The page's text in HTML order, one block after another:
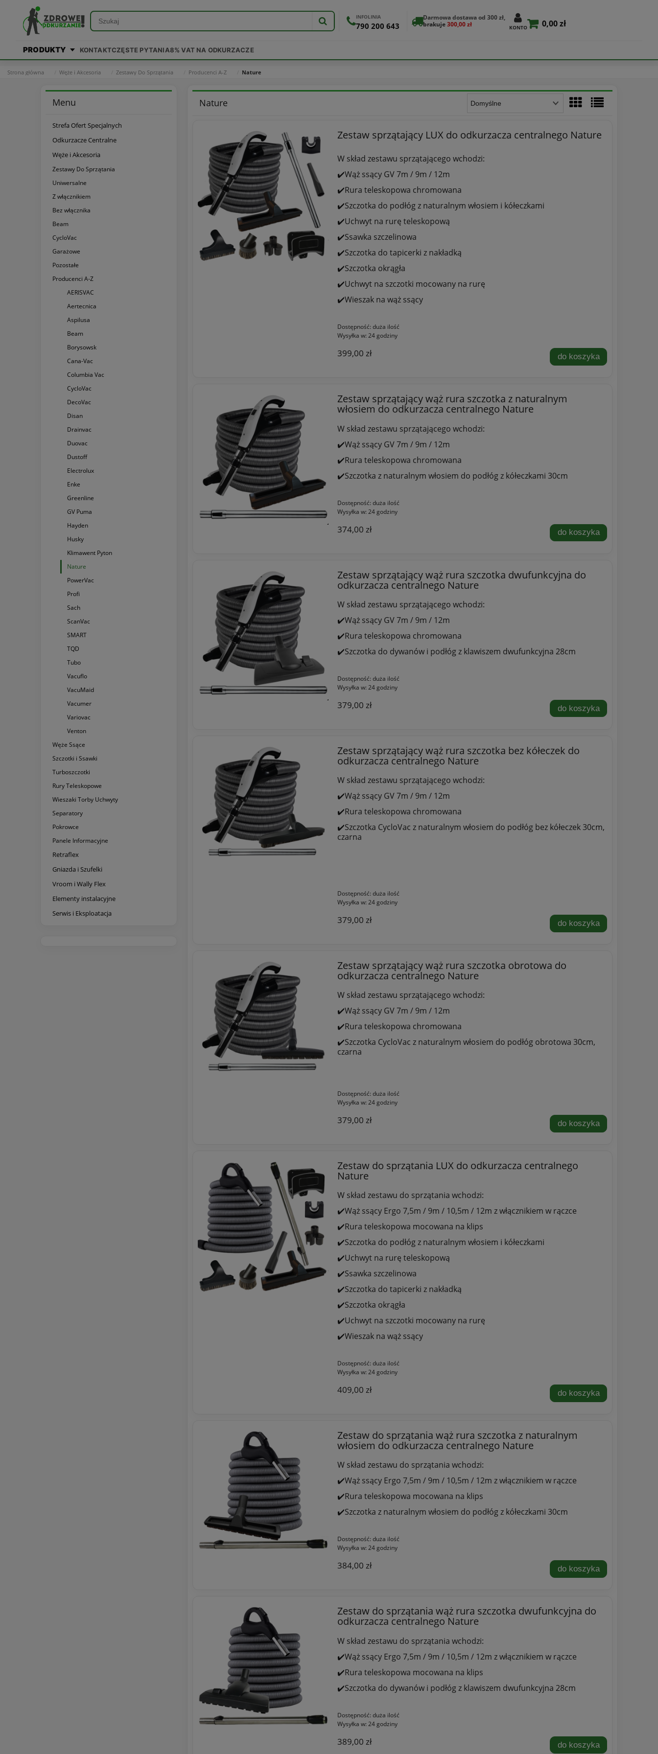
INFOLINIA
790 200 643
Darmowa dostawa od 300 zł,
brakuje300,00 zł KONTO 0,00 zł
PRODUKTY KONTAKTCZĘSTE PYTANIA8% VAT NA ODKURZACZE
Strona główna Węże i Akcesoria Zestawy Do Sprzątania Producenci A-Z Nature
Menu
Strefa Ofert Specjalnych
Odkurzacze Centralne
Węże i Akcesoria
Zestawy Do Sprzątania
Uniwersalne
Z włącznikiem
Bez włącznika
Beam
CycloVac
Garażowe
Pozostałe
Producenci A-Z
AERISVAC
Aertecnica
Aspilusa
Beam
Borysowsk
Cana-Vac
Columbia Vac
CycloVac
DecoVac
Disan
Drainvac
Duovac
Dustoff
Electrolux
Enke
Greenline
GV Puma
Hayden
Husky
Klimawent Pyton
Nature
PowerVac
Profi
Sach
ScanVac
SMART
TQD
Tubo
Vacuflo
VacuMaid
Vacumer
Variovac
Venton
Węże Ssące
Szczotki i Ssawki
Turboszczotki
Rury Teleskopowe
Wieszaki Torby Uchwyty
Separatory
Pokrowce
Panele Informacyjne
Retraflex
Gniazda i Szufelki
Vroom i Wally Flex
Elementy instalacyjne
Serwis i Eksploatacja
Nature
Zestaw sprzątający LUX do odkurzacza centralnego Nature
W skład zestawu sprzątającego wchodzi:
✔️Wąż ssący GV 7m / 9m / 12m
✔️Rura teleskopowa chromowana
✔️Szczotka do podłóg z naturalnym włosiem i kółeczkami
✔️Uchwyt na rurę teleskopową
✔️Ssawka szczelinowa
✔️Szczotka do tapicerki z nakładką
✔️Szczotka okrągła
✔️Uchwyt na szczotki mocowany na rurę
✔️Wieszak na wąż ssący
Dostępność: duża ilość
Wysyłka w: 24 godziny
399,00 zł do koszyka
Zestaw sprzątający wąż rura szczotka z naturalnym
włosiem do odkurzacza centralnego Nature
W skład zestawu sprzątającego wchodzi:
✔️Wąż ssący GV 7m / 9m / 12m
✔️Rura teleskopowa chromowana
✔️Szczotka z naturalnym włosiem do podłóg z kółeczkami 30cm
Dostępność: duża ilość
Wysyłka w: 24 godziny
374,00 zł do koszyka
Zestaw sprzątający wąż rura szczotka dwufunkcyjna do
odkurzacza centralnego Nature
W skład zestawu sprzątającego wchodzi:
✔️Wąż ssący GV 7m / 9m / 12m
✔️Rura teleskopowa chromowana
✔️Szczotka do dywanów i podłóg z klawiszem dwufunkcyjna 28cm
Dostępność: duża ilość
Wysyłka w: 24 godziny
379,00 zł do koszyka
Zestaw sprzątający wąż rura szczotka bez kółeczek do
odkurzacza centralnego Nature
W skład zestawu sprzątającego wchodzi:
✔️Wąż ssący GV 7m / 9m / 12m
✔️Rura teleskopowa chromowana
✔️Szczotka CycloVac z naturalnym włosiem do podłóg bez kółeczek 30cm,
czarna
Dostępność: duża ilość
Wysyłka w: 24 godziny
379,00 zł do koszyka
Zestaw sprzątający wąż rura szczotka obrotowa do
odkurzacza centralnego Nature
W skład zestawu sprzątającego wchodzi:
✔️Wąż ssący GV 7m / 9m / 12m
✔️Rura teleskopowa chromowana
✔️Szczotka CycloVac z naturalnym włosiem do podłóg obrotowa 30cm,
czarna
Dostępność: duża ilość
Wysyłka w: 24 godziny
379,00 zł do koszyka
Zestaw do sprzątania LUX do odkurzacza centralnego
Nature
W skład zestawu do sprzątania wchodzi:
✔️Wąż ssący Ergo 7,5m / 9m / 10,5m / 12m z włącznikiem w rączce
✔️Rura teleskopowa mocowana na klips
✔️Szczotka do podłóg z naturalnym włosiem i kółeczkami
✔️Uchwyt na rurę teleskopową
✔️Ssawka szczelinowa
✔️Szczotka do tapicerki z nakładką
✔️Szczotka okrągła
✔️Uchwyt na szczotki mocowany na rurę
✔️Wieszak na wąż ssący
Dostępność: duża ilość
Wysyłka w: 24 godziny
409,00 zł do koszyka
Zestaw do sprzątania wąż rura szczotka z naturalnym
włosiem do odkurzacza centralnego Nature
W skład zestawu do sprzątania wchodzi:
✔️Wąż ssący Ergo 7,5m / 9m / 10,5m / 12m z włącznikiem w rączce
✔️Rura teleskopowa mocowana na klips
✔️Szczotka z naturalnym włosiem do podłóg z kółeczkami 30cm
Dostępność: duża ilość
Wysyłka w: 24 godziny
384,00 zł do koszyka
Zestaw do sprzątania wąż rura szczotka dwufunkcyjna do
odkurzacza centralnego Nature
W skład zestawu do sprzątania wchodzi:
✔️Wąż ssący Ergo 7,5m / 9m / 10,5m / 12m z włącznikiem w rączce
✔️Rura teleskopowa mocowana na klips
✔️Szczotka do dywanów i podłóg z klawiszem dwufunkcyjna 28cm
Dostępność: duża ilość
Wysyłka w: 24 godziny
389,00 zł do koszyka